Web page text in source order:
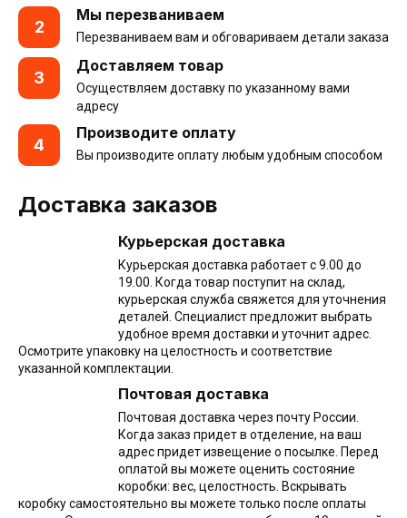
2
Мы перезваниваем
Перезваниваем вам и обговариваем детали заказа
3
Доставляем товар
Осуществляем доставку по указанному вами
адресу
4
Производите оплату
Вы производите оплату любым удобным способом
Доставка заказов
Курьерская доставка
Курьерская доставка работает с 9.00 до
19.00. Когда товар поступит на склад,
курьерская служба свяжется для уточнения
деталей. Специалист предложит выбрать
удобное время доставки и уточнит адрес.
Осмотрите упаковку на целостность и соответствие
указанной комплектации.
Почтовая доставка
Почтовая доставка через почту России.
Когда заказ придет в отделение, на ваш
адрес придет извещение о посылке. Перед
оплатой вы можете оценить состояние
коробки: вес, целостность. Вскрывать
коробку самостоятельно вы можете только после оплаты